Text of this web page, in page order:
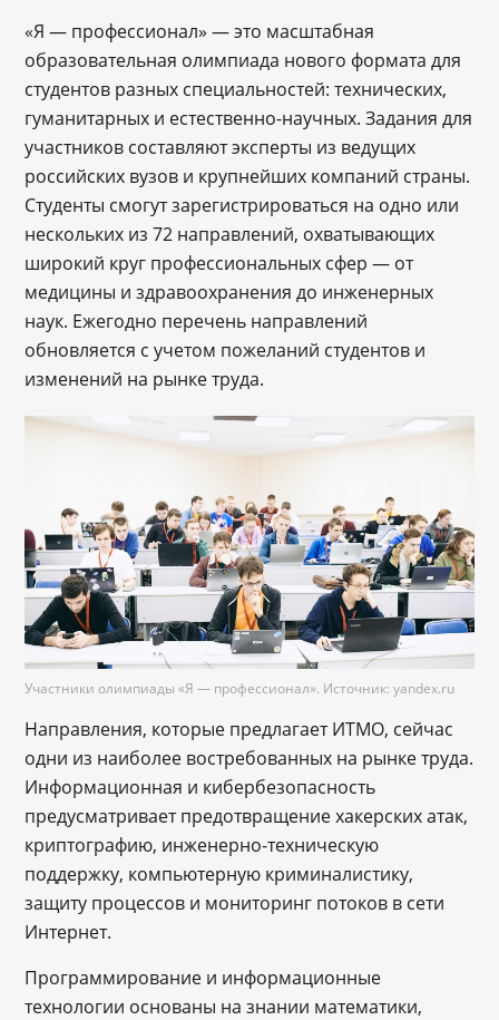
«Я — профессионал» — это масштабная
образовательная олимпиада нового формата для
студентов разных специальностей: технических,
гуманитарных и естественно-научных. Задания для
участников составляют эксперты из ведущих
российских вузов и крупнейших компаний страны.
Студенты смогут зарегистрироваться на одно или
нескольких из 72 направлений, охватывающих
широкий круг профессиональных сфер — от
медицины и здравоохранения до инженерных
наук. Ежегодно перечень направлений
обновляется с учетом пожеланий студентов и
изменений на рынке труда.
Участники олимпиады «Я — профессионал». Источник: yandex.ru
Направления, которые предлагает ИТМО, сейчас
одни из наиболее востребованных на рынке труда.
Информационная и кибербезопасность
предусматривает предотвращение хакерских атак,
криптографию, инженерно-техническую
поддержку, компьютерную криминалистику,
защиту процессов и мониторинг потоков в сети
Интернет.
Программирование и информационные
технологии основаны на знании математики,